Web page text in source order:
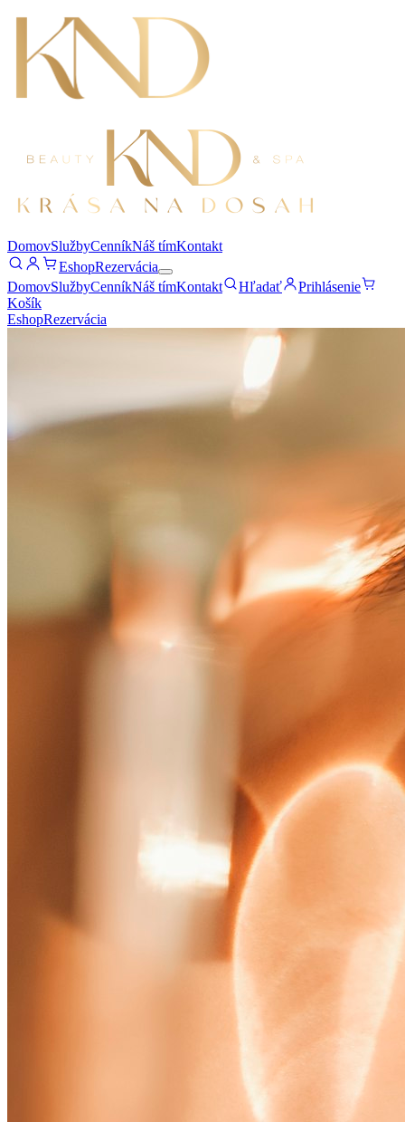
DomovSlužbyCenníkNáš tímKontakt
EshopRezervácia
DomovSlužbyCenníkNáš tímKontakt Hľadať
Prihlásenie
Košík
EshopRezervácia